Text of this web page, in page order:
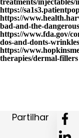
treatments/
https://
https://
bad-and-the-
https://www.fda.gov/
dos-and-donts-
https://
therapies/dermal-fillers
Partilhar